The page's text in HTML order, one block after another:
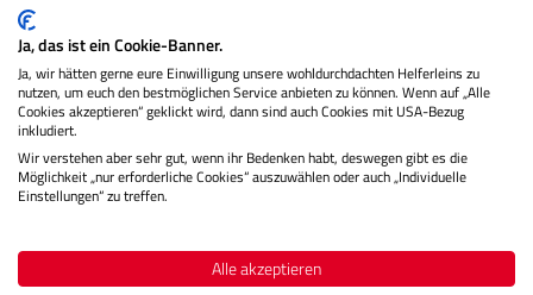
AV PRO CFexpress A v4 MK2 256 GB
Ja, das ist ein Cookie-Banner.
Ja, wir hätten gerne eure Einwilligung unsere wohldurchdachten Helferleins zu
nutzen, um euch den bestmöglichen Service anbieten zu können. Wenn auf „Alle
Cookies akzeptieren“ geklickt wird, dann sind auch Cookies mit USA-Bezug
inkludiert.
Wir verstehen aber sehr gut, wenn ihr Bedenken habt, deswegen gibt es die
Möglichkeit „nur erforderliche Cookies“ auszuwählen oder auch „Individuelle
Einstellungen“ zu treffen.
Alle akzeptieren